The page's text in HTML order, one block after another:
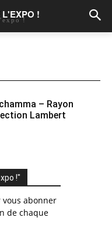
L'EXPO !
!
– Rayon
Lambert
!"
vous abonner
de chaque